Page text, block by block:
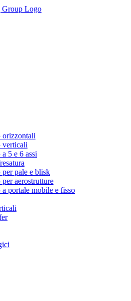
orizzontali
verticali
5 e 6 assi
pale e blisk
aerostrutture
portale mobile e fisso